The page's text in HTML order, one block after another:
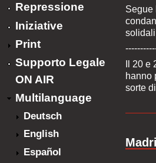
Repressione
Iniziative
Print
Supporto Legale
ON AIR
Multilanguage
Deutsch
English
Español
Segue
Il 20
hanno
sorte